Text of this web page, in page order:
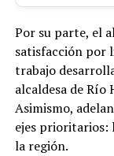
Por su parte, el
satisfacción por
trabajo
alcaldesa de Río
Asimismo,
ejes prioritarios:
la región.